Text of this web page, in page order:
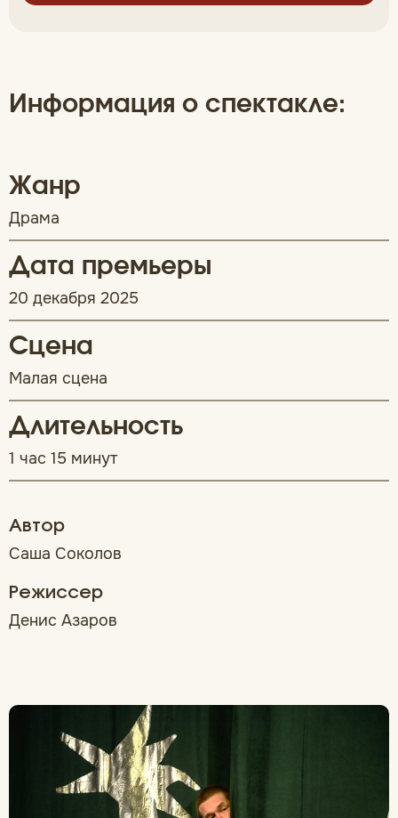
Информация о спектакле:
Жанр
Драма
Дата премьеры
20 декабря 2025
Сцена
Малая сцена
Длительность
1 час 15 минут
Автор
Саша Соколов
Режиссер
Денис Азаров